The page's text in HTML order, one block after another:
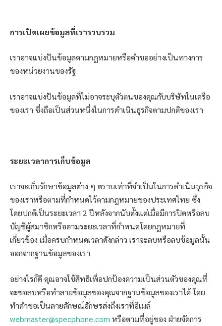
การเปิดเผยข้อมูลที่เรารวบรวม
เราอาจแบ่งปันข้อมูลตามกฎหมายหรือคำขออย่างเป็นทางการ
ของหน่วยงานของรัฐ
เราอาจแบ่งปันข้อมูลที่ไม่อาจระบุตัวตนของคุณกับบริษัทในเครือ
ของเรา ซึ่งถือเป็นส่วนหนึ่งในการดำเนินธุรกิจตามปกติของเรา
ระยะเวลาการเก็บข้อมูล
เราจะเก็บรักษาข้อมูลต่าง ๆ ตราบเท่าที่จำเป็นในการดำเนินธุรกิจ
ของเราหรือตามที่กำหนดไว้ตามกฎหมายของประเทศไทย ซึ่ง
โดยปกติเป็นระยะเวลา 2 ปีหลังจากนับตั้งแต่เมื่อมีการปิดหรือลบ
บัญชีผู้สมาชิกหรือตามระยะเวลาที่กำหนดโดยกฎหมายที่
เกี่ยวข้อง เมื่อครบกำหนดเวลาดังกล่าว เราจะลบหรือลบข้อมูลนั้น
ออกจากฐานข้อมูลของเรา
อย่างไรก็ดี คุณอาจใช้สิทธิเพื่อปกป้องความเป็นส่วนตัวของคุณที่
จะขอลบหรือทำลายข้อมูลของคุณจากฐานข้อมูลของเราได้ โดย
ทำคำขอเป็นลายลักษณ์อักษรส่งถึงเราที่อีเมล์
webmaster@specphone.com หรือตามที่อยู่ของ ฝ่ายจัดการ